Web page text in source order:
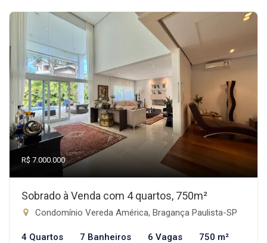
R$ 7.000.000
Sobrado à Venda com 4 quartos, 750m²
Condomínio Vereda América, Bragança Paulista-SP
4 Quartos 7 Banheiros 6 Vagas 750 m²